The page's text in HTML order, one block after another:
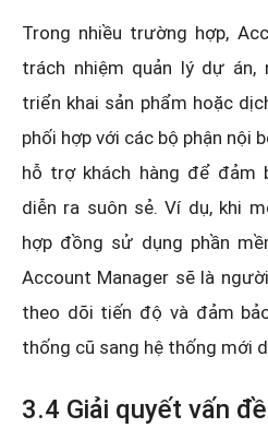
Trong nhiều trường hợp,
trách nhiệm quản lý dự
triển khai sản phẩm hoặc
phối hợp với các bộ phận nội
hỗ trợ khách hàng để đảm
diễn ra suôn sẻ. Ví dụ, khi
hợp đồng sử dụng phần
Account Manager sẽ là
theo dõi tiến độ và đảm
thống cũ sang hệ thống mới
3.4 Giải quyết vấn